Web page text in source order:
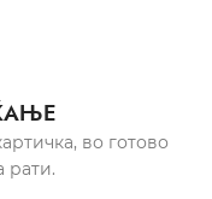
во готово
рати.